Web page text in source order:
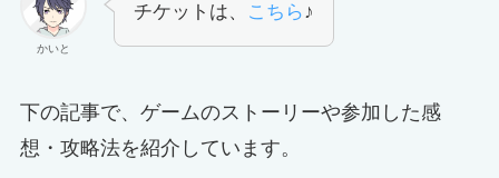
かいと
チケットは、 こちら♪
下の記事で、ゲームのストーリーや参加した感
想・攻略法を紹介しています。